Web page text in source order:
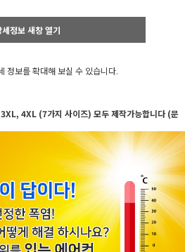
세정보 새창 열기
정보를 확대해 보실 수 있습니다.
4XL (7가지 사이즈) 모두 제작가능합니다 (문